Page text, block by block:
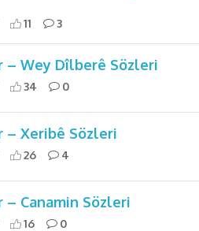
11 3
– Wey Dîlberê Sözleri
34 0
– Xeribê Sözleri
26 4
– Canamin Sözleri
16 0